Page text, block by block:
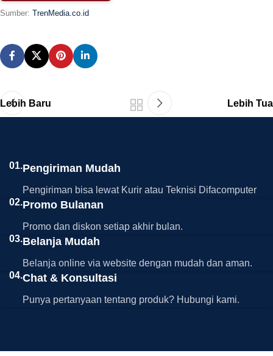
Sumber: TrenMedia.co.id
Lebih Baru Lebih Tua
01.Pengiriman Mudah
Pengiriman bisa lewat Kurir atau Teknisi Difacomputer
02.Promo Bulanan
Promo dan diskon setiap akhir bulan.
03.Belanja Mudah
Belanja online via website dengan mudah dan aman.
04.Chat & Konsultasi
Punya pertanyaan tentang produk? Hubungi kami.